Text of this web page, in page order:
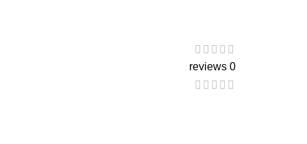
0 reviews